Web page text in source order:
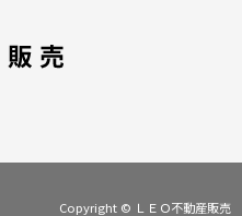
Copyright © ＬＥＯ不動産販売